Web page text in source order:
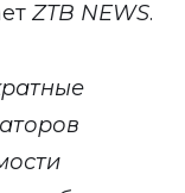
ZTB NEWS.